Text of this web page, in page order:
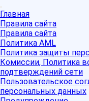
Главная
Правила сайта
Правила сайта
Политика AML
Политика защиты
Комиссии, Политика
подтверждений сети
Пользовательское
персональных данных